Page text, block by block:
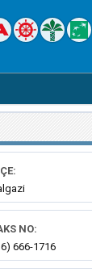
NO:
666-1716